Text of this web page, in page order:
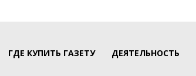
ГДЕ КУПИТЬ ГАЗЕТУ ДЕЯТЕЛЬНОСТЬ